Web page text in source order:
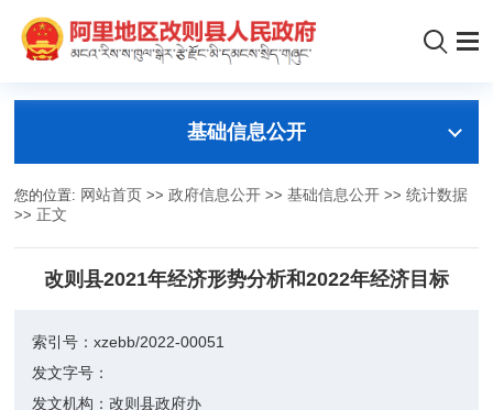
基础信息公开
您的位置: 网站首页 >>政府信息公开 >>基础信息公开 >>统计数据
>> 正文
改则县2021年经济形势分析和2022年经济目标
索引号：xzebb/2022-00051
发文字号：
发文机构：改则县政府办